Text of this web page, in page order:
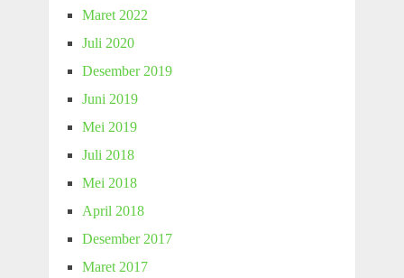
Maret 2022
Juli 2020
Desember 2019
Juni 2019
Mei 2019
Juli 2018
Mei 2018
April 2018
Desember 2017
Maret 2017